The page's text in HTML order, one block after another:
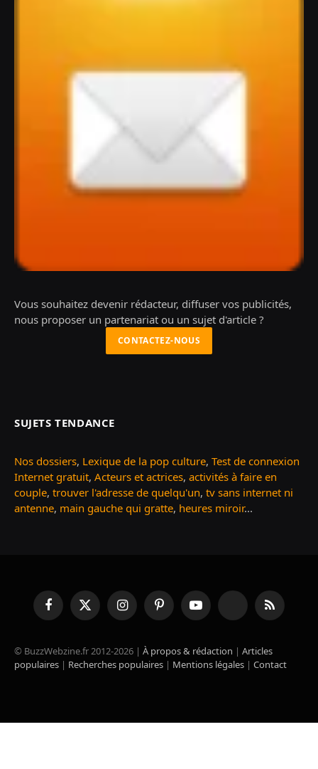
Vous souhaitez devenir rédacteur, diffuser vos publicités,
nous proposer un partenariat ou un sujet d'article ?
CONTACTEZ-NOUS
SUJETS TENDANCE
Nos dossiers, Lexique de la pop culture, Test de connexion
Internet gratuit, Acteurs et actrices, activités à faire en
couple, trouver l'adresse de quelqu'un, tv sans internet ni
antenne, main gauche qui gratte, heures miroir...
FacebookX
(Twitter)
InstagramPinterestYouTube TikTok RSS
© BuzzWebzine.fr 2012-2026 | À propos & rédaction | Articles
populaires | Recherches populaires | Mentions légales | Contact